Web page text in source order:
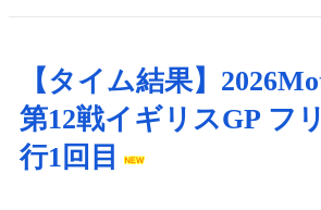
【タイム結果】
第12戦イギリスGP フ
行1回目